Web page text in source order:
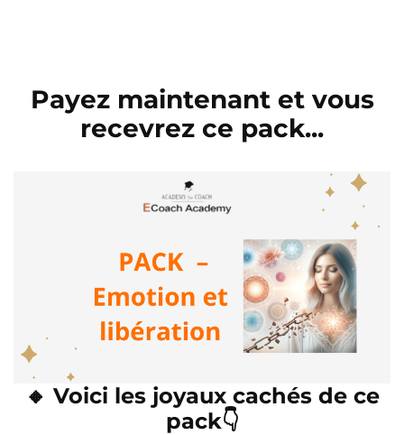
Payez maintenant et vous
recevrez ce pack...
🔸 Voici les joyaux cachés de ce
pack👇